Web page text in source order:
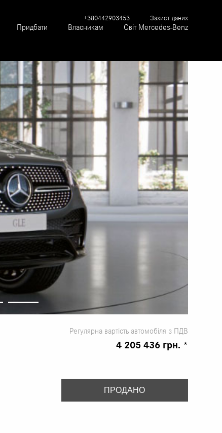
Захист даних
+380442903453
Придбати Власникам Світ Mercedes-Benz
Регулярна вартість автомобіля з ПДВ
4 205 436 грн. *
ПРОДАНО